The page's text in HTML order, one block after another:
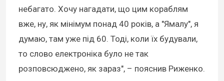
небагато. Хочу нагадати, що цим кораблям
вже, ну, як мінімум понад 40 років, а "Ямалу", я
думаю, там уже під 60. Тоді, коли їх будували,
то слово електроніка було не так
розповсюджено, як зараз", – пояснив Риженко.